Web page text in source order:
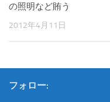
の照明など賄う
2012年4月11日
フォロー: